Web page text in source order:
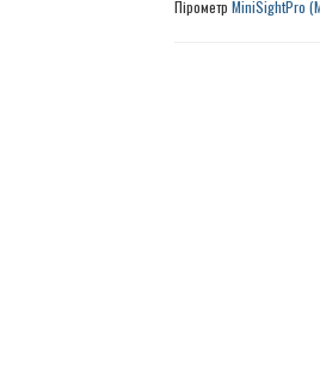
Пірометр MiniSightPro